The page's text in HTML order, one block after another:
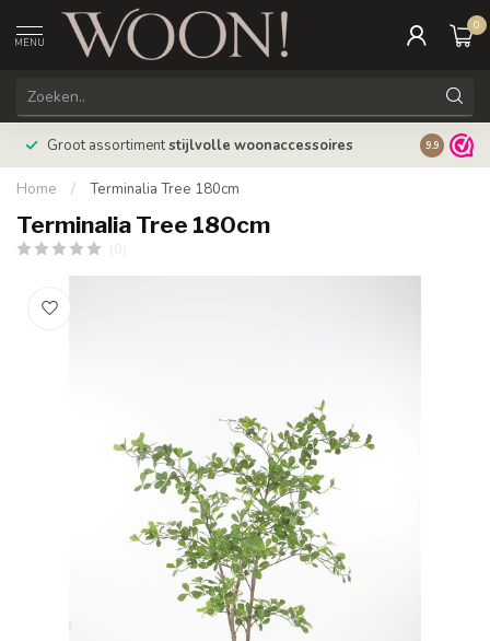
MENU
0
Groot assortimentstijlvolle woonaccessoires 9.9
Home / Terminalia Tree 180cm
Terminalia Tree 180cm
(0)